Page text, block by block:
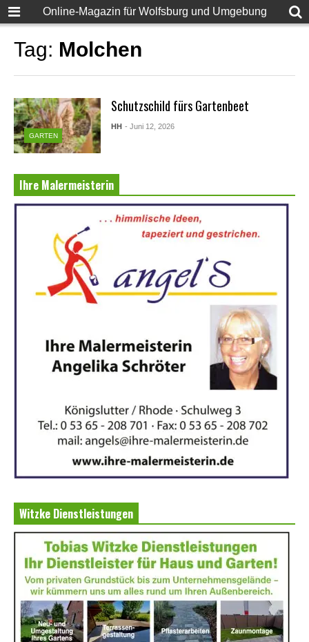
Online-Magazin für Wolfsburg und Umgebung
Tag: Molchen
GARTEN
Schutzschild fürs Gartenbeet
HH - Juni 12, 2026
Ihre Malermeisterin
Witzke Dienstleistungen